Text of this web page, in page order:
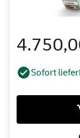
Sofort